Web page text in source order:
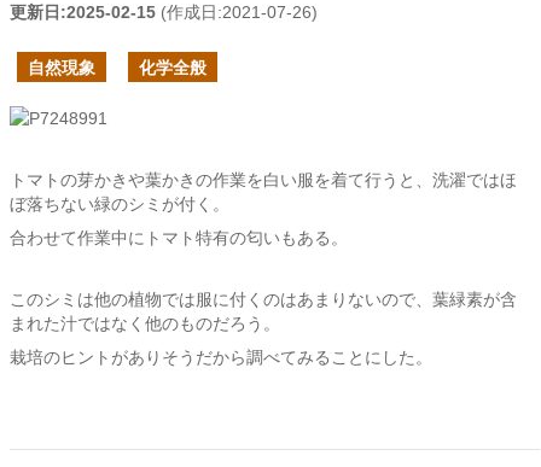
更新日:2025-02-15 (作成日:2021-07-26)
自然現象 化学全般
トマトの芽かきや葉かきの作業を白い服を着て行うと、洗濯ではほ
ぼ落ちない緑のシミが付く。
合わせて作業中にトマト特有の匂いもある。
このシミは他の植物では服に付くのはあまりないので、葉緑素が含
まれた汁ではなく他のものだろう。
栽培のヒントがありそうだから調べてみることにした。